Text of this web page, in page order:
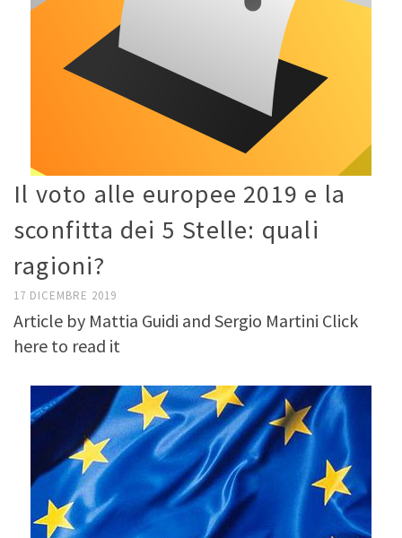
Il voto alle europee 2019 e la
sconfitta dei 5 Stelle: quali
ragioni?
17 DICEMBRE 2019
Article by Mattia Guidi and Sergio Martini Click
here to read it